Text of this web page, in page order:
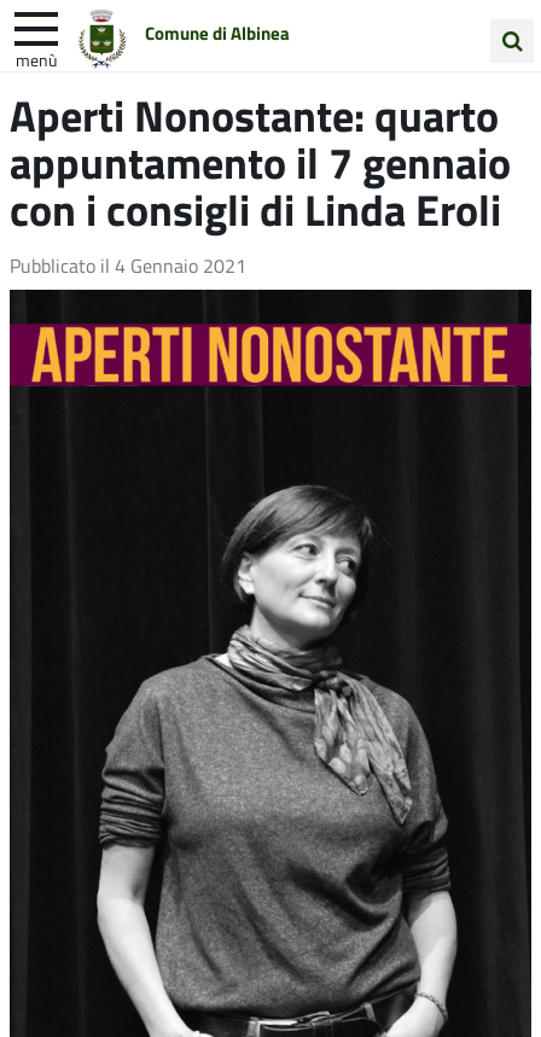
Comune di Albinea
menù
nel
sito
Entra in Comune Vivi Albinea
Unione Colline Matildiche
Aperti Nonostante: quarto
appuntamento il 7 gennaio
con i consigli di Linda Eroli
Pubblicato il 4 Gennaio 2021